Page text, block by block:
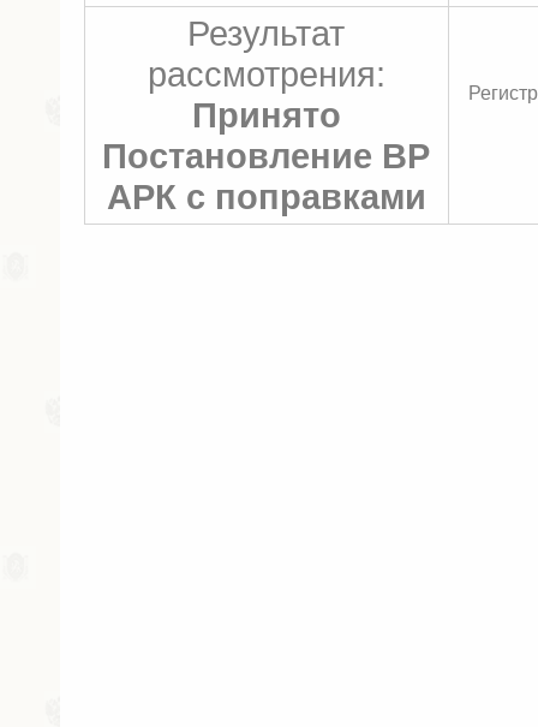
Результат
рассмотрения:
Принято
Постановление ВР
АРК с поправками